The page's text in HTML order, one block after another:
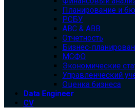
Планирование и
РСБУ
ABC & ABB
Отчетность
Бизнес-
МСФО
Экономические
Управленческий
Оценка бизнеса
Data Engineer
CV